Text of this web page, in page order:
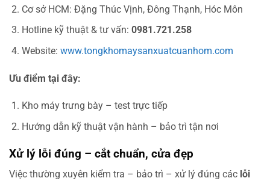
Cơ sở HCM: Đặng Thúc Vịnh, Đông Thạnh, Hóc Môn
Hotline kỹ thuật & tư vấn: 0981.721.258
Website: www.tongkhomaysanxuatcuanhom.com
Ưu điểm tại đây:
Kho máy trưng bày – test trực tiếp
Hướng dẫn kỹ thuật vận hành – bảo trì tận nơi
Xử lý lỗi đúng – cắt chuẩn, cửa đẹp
Việc thường xuyên kiểm tra – bảo trì – xử lý đúng các lỗi